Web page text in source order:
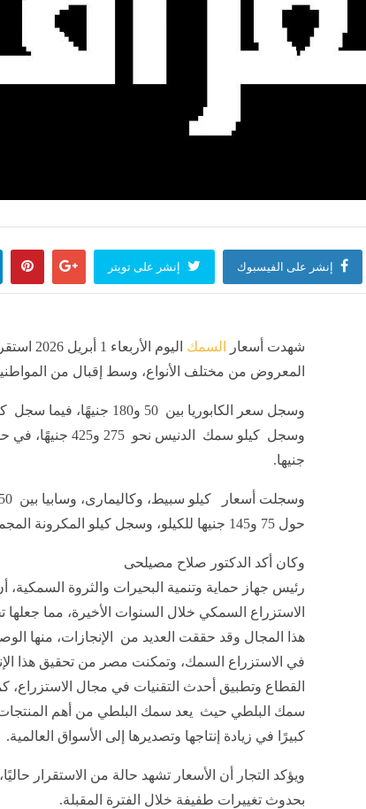
إنشر على الفيسبوك إنشر على تويتر
شهدت أسعار السمك
اليوم
المعروض من مختلف الأنواع، وسط إقبال من
جنيها.
حول 75 و145 جنيها للكيلو، وسجل كيلو المكرونة المجمدة بين 30 و60 جنيهًا.
وكان أكد الدكتور صلاح مصيلحى
رئيس جهاز حماية وتنمية البحيرات والثروة
الاستزراع السمكي خلال السنوات الأخيرة، مما
هذا المجال وقد حققت العديد من الإنجازات، منها
في الاستزراع السمك، وتمكنت مصر من تحقيق هذا
القطاع وتطبيق أحدث التقنيات في مجال الاستزراع،
سمك البلطي حيث يعد سمك البلطي من أهم
كبيرًا في زيادة إنتاجها وتصديرها إلى الأسواق العالمية.
ويؤكد التجار أن الأسعار تشهد حالة من الاستقرار
بحدوث تغييرات طفيفة خلال الفترة المقبلة.